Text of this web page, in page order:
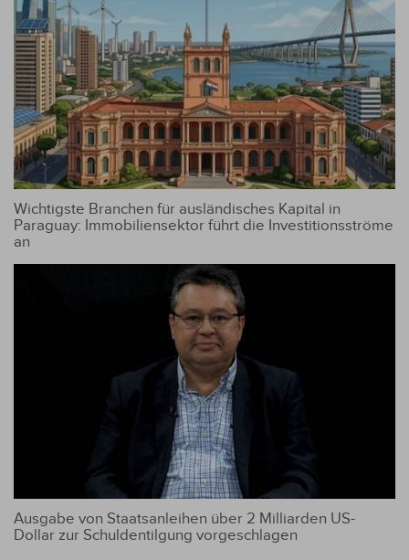
Wichtigste Branchen für ausländisches Kapital in
Paraguay: Immobiliensektor führt die Investitionsströme
an
Ausgabe von Staatsanleihen über 2 Milliarden US-
Dollar zur Schuldentilgung vorgeschlagen